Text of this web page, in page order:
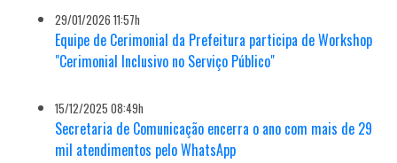
29/01/2026 11:57h
Equipe de Cerimonial da Prefeitura participa de Workshop
"Cerimonial Inclusivo no Serviço Público"
15/12/2025 08:49h
Secretaria de Comunicação encerra o ano com mais de 29
mil atendimentos pelo WhatsApp